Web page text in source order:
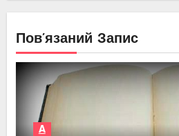
Пов’язаний Запис
А